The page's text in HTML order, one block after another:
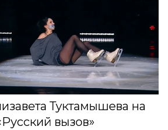
Туктамышева на
вызов»